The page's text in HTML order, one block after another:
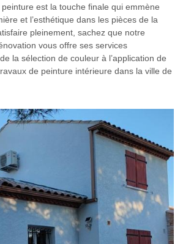
est la touche finale qui emmène
et l’esthétique dans les pièces de la
pleinement, sachez que notre
vous offre ses services
la sélection de couleur à l’application de
de peinture intérieure dans la ville de